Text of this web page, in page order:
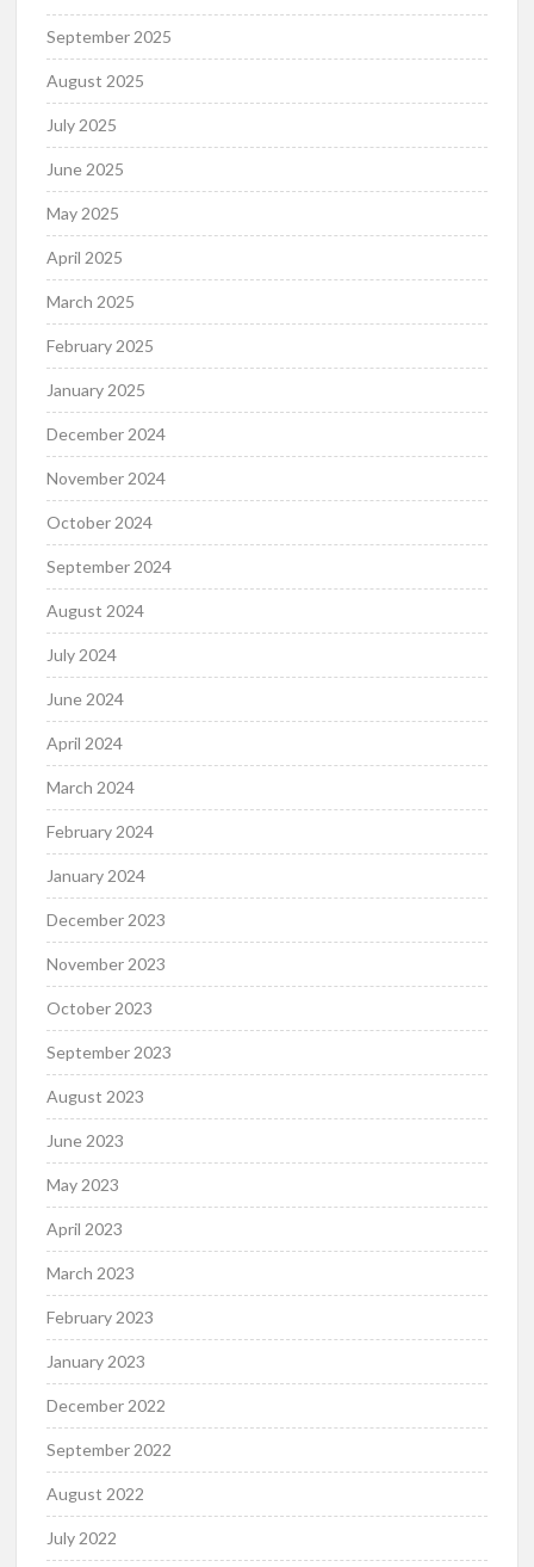
September 2025
August 2025
July 2025
June 2025
May 2025
April 2025
March 2025
February 2025
January 2025
December 2024
November 2024
October 2024
September 2024
August 2024
July 2024
June 2024
April 2024
March 2024
February 2024
January 2024
December 2023
November 2023
October 2023
September 2023
August 2023
June 2023
May 2023
April 2023
March 2023
February 2023
January 2023
December 2022
September 2022
August 2022
July 2022